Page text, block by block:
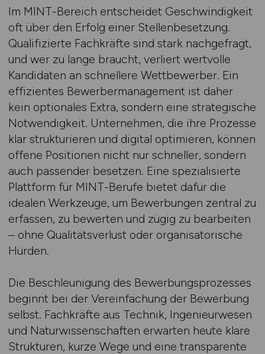
Im MINT-Bereich entscheidet Geschwindigkeit
oft über den Erfolg einer Stellenbesetzung.
Qualifizierte Fachkräfte sind stark nachgefragt,
und wer zu lange braucht, verliert wertvolle
Kandidaten an schnellere Wettbewerber. Ein
effizientes Bewerbermanagement ist daher
kein optionales Extra, sondern eine strategische
Notwendigkeit. Unternehmen, die ihre Prozesse
klar strukturieren und digital optimieren, können
offene Positionen nicht nur schneller, sondern
auch passender besetzen. Eine spezialisierte
Plattform für MINT-Berufe bietet dafür die
idealen Werkzeuge, um Bewerbungen zentral zu
erfassen, zu bewerten und zügig zu bearbeiten
– ohne Qualitätsverlust oder organisatorische
Hürden.
Die Beschleunigung des Bewerbungsprozesses
beginnt bei der Vereinfachung der Bewerbung
selbst. Fachkräfte aus Technik, Ingenieurwesen
und Naturwissenschaften erwarten heute klare
Strukturen, kurze Wege und eine transparente